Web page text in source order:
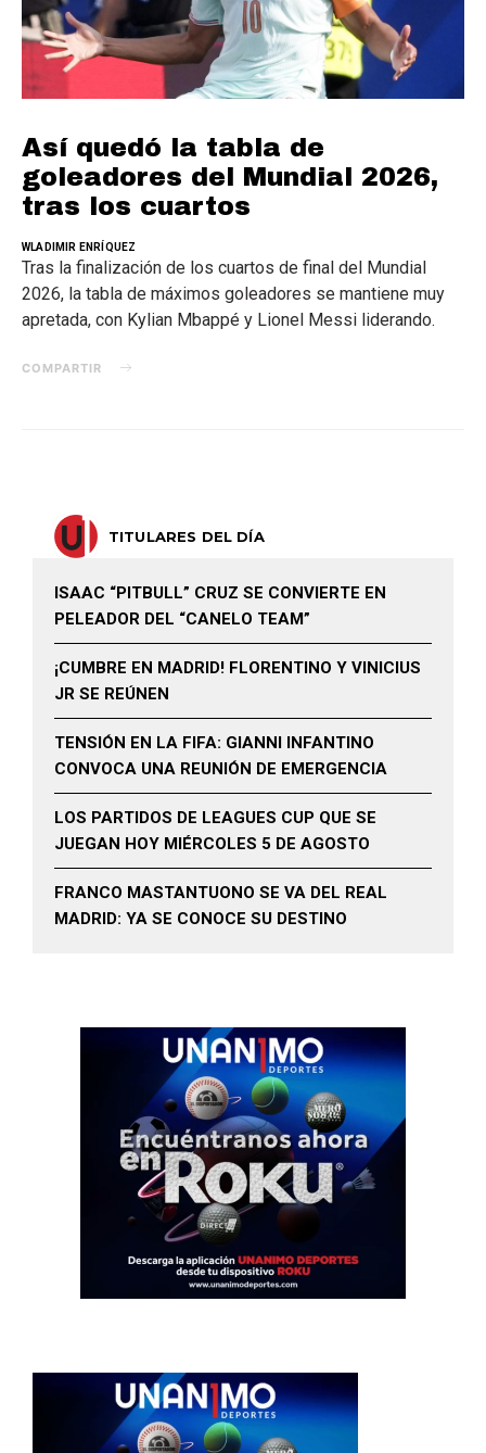
Así quedó la tabla de
goleadores del Mundial 2026,
tras los cuartos
WLADIMIR ENRÍQUEZ
Tras la finalización de los cuartos de final del Mundial
2026, la tabla de máximos goleadores se mantiene muy
apretada, con Kylian Mbappé y Lionel Messi liderando.
COMPARTIR
TITULARES DEL DÍA
ISAAC “PITBULL” CRUZ SE CONVIERTE EN
PELEADOR DEL “CANELO TEAM”
¡CUMBRE EN MADRID! FLORENTINO Y VINICIUS
JR SE REÚNEN
TENSIÓN EN LA FIFA: GIANNI INFANTINO
CONVOCA UNA REUNIÓN DE EMERGENCIA
LOS PARTIDOS DE LEAGUES CUP QUE SE
JUEGAN HOY MIÉRCOLES 5 DE AGOSTO
FRANCO MASTANTUONO SE VA DEL REAL
MADRID: YA SE CONOCE SU DESTINO